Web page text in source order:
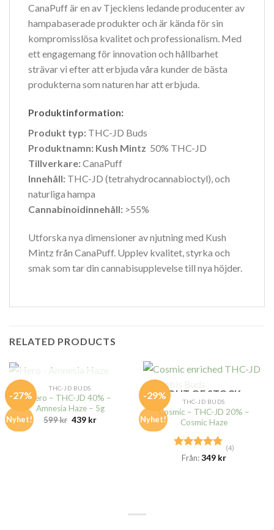
CanaPuff är en av Tjeckiens ledande producenter av
hampabaserade produkter och är kända för sin
kompromisslösa kvalitet och professionalism. Med
ett engagemang för innovation och hållbarhet
strävar vi efter att erbjuda våra kunder de bästa
produkterna som naturen har att erbjuda.
Produktinformation:
Produkt typ: THC-JD Buds
Produktnamn: Kush Mintz 50% THC-JD
Tillverkare:CanaPuff
Innehåll: THC-JD (tetrahydrocannabioctyl), och
naturliga hampa
Cannabinoidinnehåll: >55%
Utforska nya dimensioner av njutning med Kush
Mintz från CanaPuff. Upplev kvalitet, styrka och
smak som tar din cannabisupplevelse till nya höjder.
RELATED PRODUCTS
-27%
Nyhet!
OUT OF STOCK
THC-JD BUDS
Hero – THC-JD 40% –
Amnesia Haze – 5g
599kr 439 kr
-29%
Nyhet!
OUT OF STOCK
THC-JD BUDS
Cosmic – THC-JD 20% –
Cosmic Haze
Rated 4.75
(4)
Från:349 kr